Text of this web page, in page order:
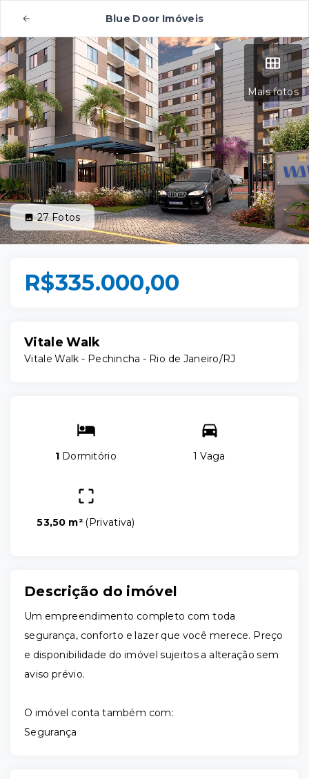
Blue Door Imóveis
Mais fotos
27Fotos
R$335.000,00
Vitale Walk
Vitale Walk - Pechincha - Rio de Janeiro/RJ
1 Dormitório 1 Vaga
53,50 m² (Privativa)
Descrição do imóvel
Um empreendimento completo com toda
segurança, conforto e lazer que você merece. Preço
e disponibilidade do imóvel sujeitos a alteração sem
aviso prévio.
O imóvel conta também com:
Segurança